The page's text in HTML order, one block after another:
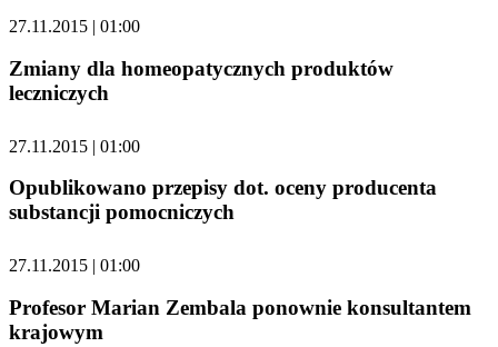
27.11.2015 | 01:00
Zmiany dla homeopatycznych produktów
leczniczych
27.11.2015 | 01:00
Opublikowano przepisy dot. oceny producenta
substancji pomocniczych
27.11.2015 | 01:00
Profesor Marian Zembala ponownie konsultantem
krajowym